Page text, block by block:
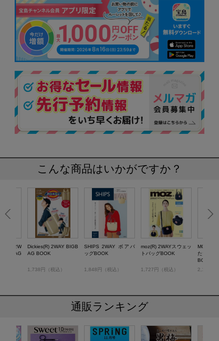
こんな商品はいかがですか？
2W
BAG
Dickies(R) 2WAY BIGB
AG BOOK
1,738円（税込）
SHIPS 2WAY ボアバ
ッグBOOK
1,848円（税込）
moz(R) 2WAYスウェッ
トバッグBOOK
1,727円（税込）
たたみト
BOOK
2,178円
通販ランキング